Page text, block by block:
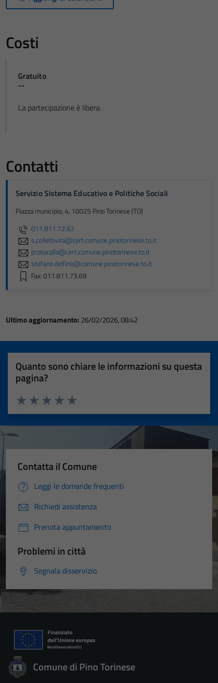
Costi
Gratuito
--
La partecipazione è libera.
Contatti
Servizio Sistema Educativo e Politiche Sociali
Piazza municipio, 4, 10025 Pino Torinese (TO)
011.811.72.62
s.collettivita@cert.comune.pinotorinese.to.it
protocollo@cert.comune.pinotorinese.to.it
stefano.delfino@comune.pinotorinese.to.it
Fax: 011.811.73.69
Ultimo aggiornamento: 26/02/2026, 08:42
Quanto sono chiare le informazioni su questa
pagina?
Valuta 5 stelle su 5
Valuta 4 stelle su 5
Valuta 3 stelle su 5
Valuta 2 stelle su 5
Valuta 1 stelle su 5
Contatta il Comune
Leggi le domande frequenti
Richiedi assistenza
Prenota appuntamento
Problemi in città
Segnala disservizio
Comune di Pino Torinese